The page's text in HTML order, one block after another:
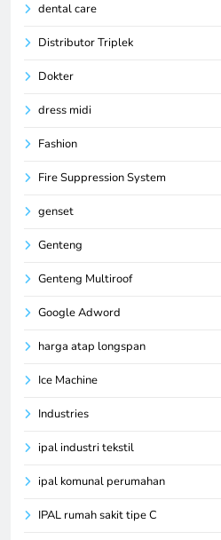
dental care
Distributor Triplek
Dokter
dress midi
Fashion
Fire Suppression System
genset
Genteng
Genteng Multiroof
Google Adword
harga atap longspan
Ice Machine
Industries
ipal industri tekstil
ipal komunal perumahan
IPAL rumah sakit tipe C